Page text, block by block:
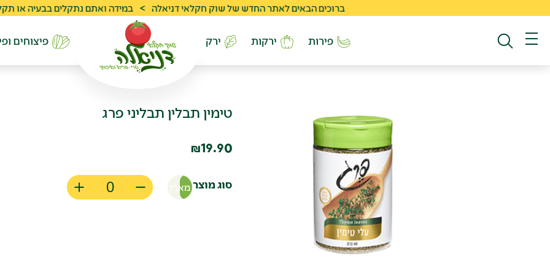
ברוכים הבאים לאתר החדש של שוק חקלאי דניאלה > במידה ואתם נתקלים בבעיה או תקלה ניתן לפנות
פירות ירקות ירק פיצוחים
טימין תבלין תבליני פרג
₪19.90
סוג מוצר מארז